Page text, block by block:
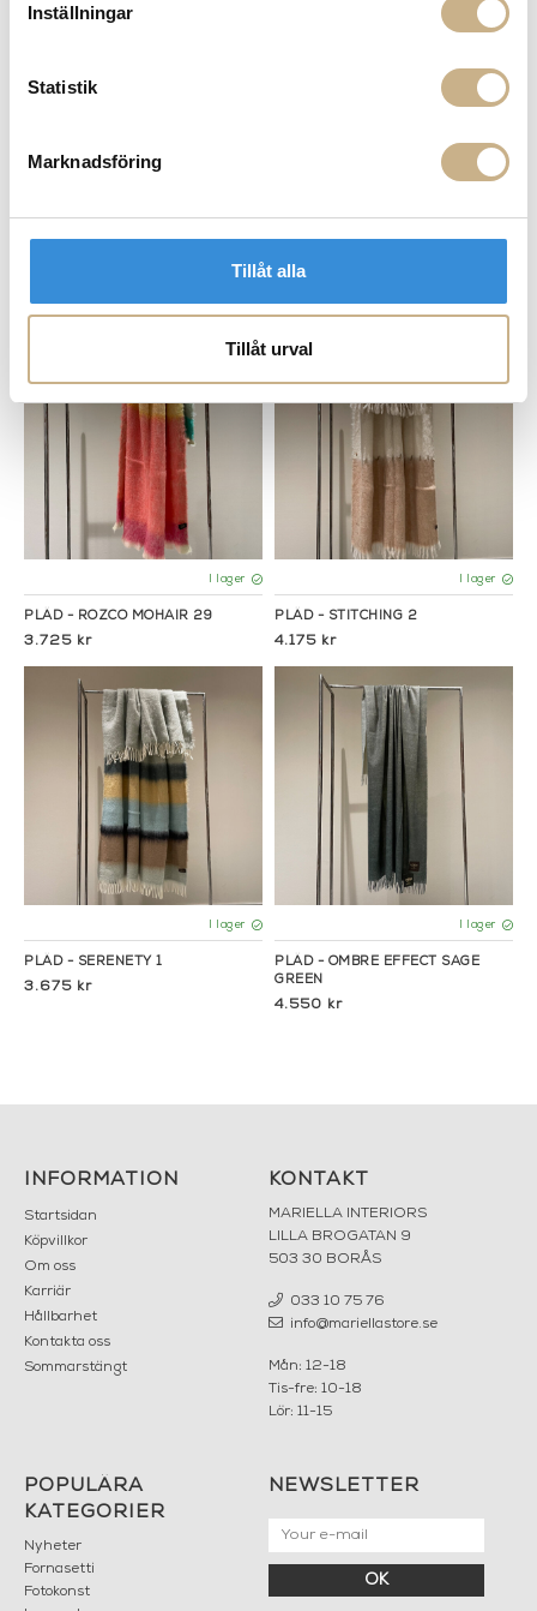
Inställningar
Statistik
Marknadsföring
Tillåt alla
Tillåt urval
PLÄD - TIE DYE 14
I lager
PLÄD - ROZCO MOHAIR 29
3.725 kr
I lager
PLÄD - STITCHING 2
4.175 kr
I lager
PLÄD - SERENETY 1
3.675 kr
I lager
PLÄD - OMBRE EFFECT SAGE
GREEN
4.550 kr
INFORMATION
Startsidan
Köpvillkor
Om oss
Karriär
Hållbarhet
Kontakta oss
Sommarstängt
KONTAKT
MARIELLA INTERIORS
LILLA BROGATAN 9
503 30 BORÅS
033 10 75 76
info@mariellastore.se
Mån: 12-18
Tis-fre: 10-18
Lör: 11-15
POPULÄRA
KATEGORIER
Nyheter
Fornasetti
Fotokonst
NEWSLETTER
OK